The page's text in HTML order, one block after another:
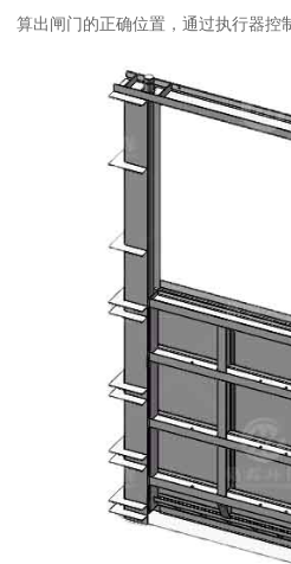
算出闸门的正确位置，通过执行器控